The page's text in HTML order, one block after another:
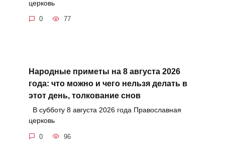
церковь
0 77
Народные приметы на 8 августа 2026
года: что можно и чего нельзя делать в
этот день, толкование снов
В субботу 8 августа 2026 года Православная
церковь
0 96